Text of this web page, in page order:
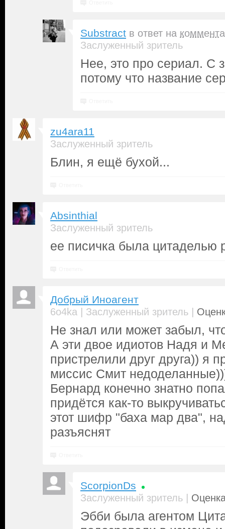
Substract в ответ на
Заслуженный зритель
Нее, это про сериал. С
потому что название
zu4ara11
Заслуженный зритель
Блин, я ещё бухой...
Absinthial
Заслуженный зритель
ее писичка была цитаделью
Добрый Иноагент
6o4ka | Заслуженный зритель |
Не знал или может забыл,
А эти двое идиотов Надя и
пристрелили друг друга)) я
миссис Смит
Бернард конечно знатно
придётся как-то
этот шифр "баха мар два",
разъяснят
ScorpionDs
Заслуженный зритель |
Эбби была агентом